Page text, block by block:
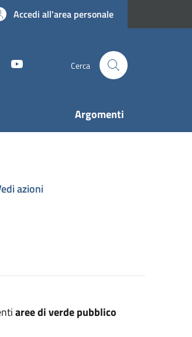
Accedi all'area personale
Telegram Cerca
Argomenti
azioni
aree di verde pubblico